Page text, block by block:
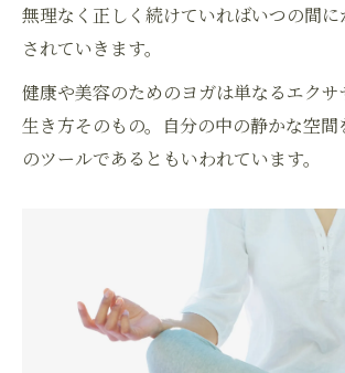
無理なく正しく続けていればいつの間に
されていきます。
健康や美容のためのヨガは単なるエクサ
生き方そのもの。自分の中の静かな空間
のツールであるともいわれています。